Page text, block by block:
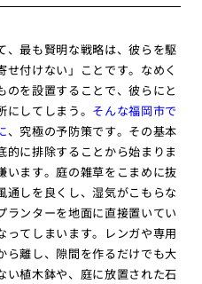
、最も賢明な戦略は、彼らを駆
付けない」ことです。なめく
のを設置することで、彼らにと
してしまう。 そんな福岡市で
、究極の予防策です。その基本
的に排除することから始まりま
います。庭の雑草をこまめに抜
通しを良くし、湿気がこもらな
ランターを地面に直接置いてい
ってしまいます。レンガや専用
ら離し、隙間を作るだけでも大
い植木鉢や、庭に放置された石